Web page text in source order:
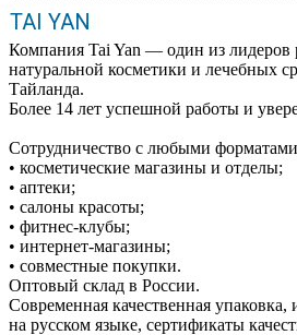
TAI YAN
Компания Tai Yan — один из лидеров
натуральной косметики и лечебных
Тайланда.
Более 14 лет успешной работы и
Сотрудничество с любыми форматами
• косметические магазины и отделы;
• аптеки;
• салоны красоты;
• фитнес-клубы;
• интернет-магазины;
• совместные покупки.
Оптовый склад в России.
Современная качественная упаковка,
на русском языке, сертификаты